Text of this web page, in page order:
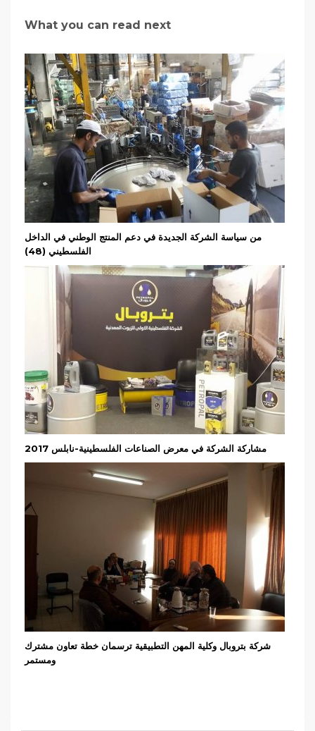
What you can read next
من سياسة الشركة الجديدة في دعم المنتج الوطني في الداخل
الفلسطيني (48)
مشاركة الشركة في معرض الصناعات الفلسطينية-نابلس 2017
شركة بتروبال وكلية المهن التطبيقية ترسمان خطة تعاون مشترك
ومستمر